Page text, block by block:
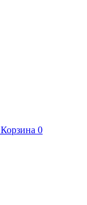
Корзина 0